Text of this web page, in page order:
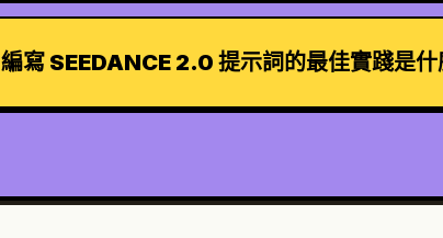
編寫 SEEDANCE 2.0 提示詞的最佳實踐是什